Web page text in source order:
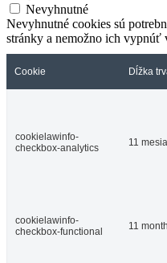
Nevyhnutné
Nevyhnutné cookies sú
stránky a nemožno ich vypnúť
Cookie Dĺžka
cookielawinfo-
checkbox-analytics
11
cookielawinfo-
checkbox-functional
11